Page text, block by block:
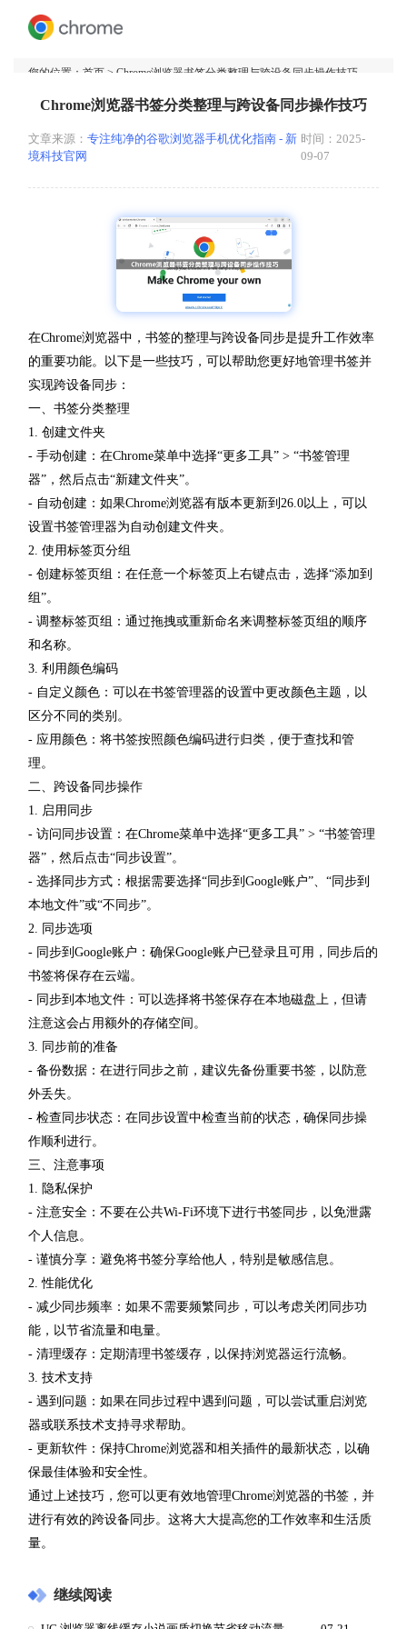
您的位置： 首页 > Chrome浏览器书签分类整理与跨设备同步操作技巧
Chrome浏览器书签分类整理与跨设备同步操作技巧
文章来源： 专注纯净的谷歌浏览器手机优化指南 - 新
境科技官网
时间：2025-
09-07
在Chrome浏览器中，书签的整理与跨设备同步是提升工作效率
的重要功能。以下是一些技巧，可以帮助您更好地管理书签并
实现跨设备同步：
一、书签分类整理
1. 创建文件夹
- 手动创建：在Chrome菜单中选择“更多工具” > “书签管理
器”，然后点击“新建文件夹”。
- 自动创建：如果Chrome浏览器有版本更新到26.0以上，可以
设置书签管理器为自动创建文件夹。
2. 使用标签页分组
- 创建标签页组：在任意一个标签页上右键点击，选择“添加到
组”。
- 调整标签页组：通过拖拽或重新命名来调整标签页组的顺序
和名称。
3. 利用颜色编码
- 自定义颜色：可以在书签管理器的设置中更改颜色主题，以
区分不同的类别。
- 应用颜色：将书签按照颜色编码进行归类，便于查找和管
理。
二、跨设备同步操作
1. 启用同步
- 访问同步设置：在Chrome菜单中选择“更多工具” > “书签管理
器”，然后点击“同步设置”。
- 选择同步方式：根据需要选择“同步到Google账户”、“同步到
本地文件”或“不同步”。
2. 同步选项
- 同步到Google账户：确保Google账户已登录且可用，同步后的
书签将保存在云端。
- 同步到本地文件：可以选择将书签保存在本地磁盘上，但请
注意这会占用额外的存储空间。
3. 同步前的准备
- 备份数据：在进行同步之前，建议先备份重要书签，以防意
外丢失。
- 检查同步状态：在同步设置中检查当前的状态，确保同步操
作顺利进行。
三、注意事项
1. 隐私保护
- 注意安全：不要在公共Wi-Fi环境下进行书签同步，以免泄露
个人信息。
- 谨慎分享：避免将书签分享给他人，特别是敏感信息。
2. 性能优化
- 减少同步频率：如果不需要频繁同步，可以考虑关闭同步功
能，以节省流量和电量。
- 清理缓存：定期清理书签缓存，以保持浏览器运行流畅。
3. 技术支持
- 遇到问题：如果在同步过程中遇到问题，可以尝试重启浏览
器或联系技术支持寻求帮助。
- 更新软件：保持Chrome浏览器和相关插件的最新状态，以确
保最佳体验和安全性。
通过上述技巧，您可以更有效地管理Chrome浏览器的书签，并
进行有效的跨设备同步。这将大大提高您的工作效率和生活质
量。
继续阅读